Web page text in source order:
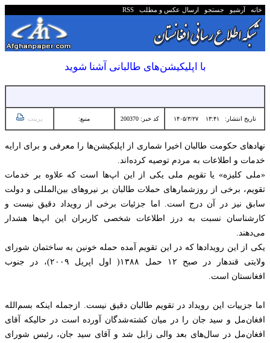
خانه آرشیو جستجو ارسال عکس و مطلب RSS
با اپلیکیشن‌های طالبانی آشنا شوید
تاریخ انتشار: ۱۳:۴۱ ۱۴۰۵/۳/۲۷ کد خبر: 200370 منبع: پرینت
نهادهای حکومت طالبان اخیرا شماری از اپلیکیشن‌ها را معرفی و برای ارایه
خدمات و اطلاعات به مردم توصیه کرده‌اند.
«ملی کلیزه» یا تقویم ملی یکی از این اپ‌ها است که علاوه بر خدمات
تقویم، برخی از روزشمارهای حملات طالبان بر نیروهای بین‌المللی و دولت
سابق نیز در آن درج است. اما جزئيات برخی از رویداد دقیق نیست و
کارشناسان نسبت به درز اطلاعات شخصی‌ کاربران این اپ‌ها هشدار
می‌دهند.
یکی از این رویدادها که در این تقویم آمده حمله‌ خونین به ساختمان شورای
ولایتی قندهار در صبح ۱۲ حمل ۱۳۸۸( اول اپریل ۲۰۰۹)، در جنوب
افغانستان است.
اما جزیيات این رویداد در تقویم طالبان دقیق نیست. ازجمله اینکه بسم‌الله
افغان‌مل و سید جان را در میان کشته‌شدگان آورده است در حالیکه آقای
افغان‌مل در سال‌های بعد والی زابل شد و آقای سید جان، رئيس شورای